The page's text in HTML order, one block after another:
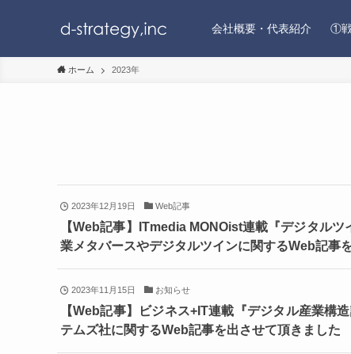
会社概要・代表紹介 ①戦
ホーム 2023年
2023年12月19日 Web記事
【Web記事】ITmedia MONOist連載『デジタル
業メタバースやデジタルツインに関するWeb記事
2023年11月15日 お知らせ
【Web記事】ビジネス+IT連載『デジタル産業構
テムズ社に関するWeb記事を出させて頂きました